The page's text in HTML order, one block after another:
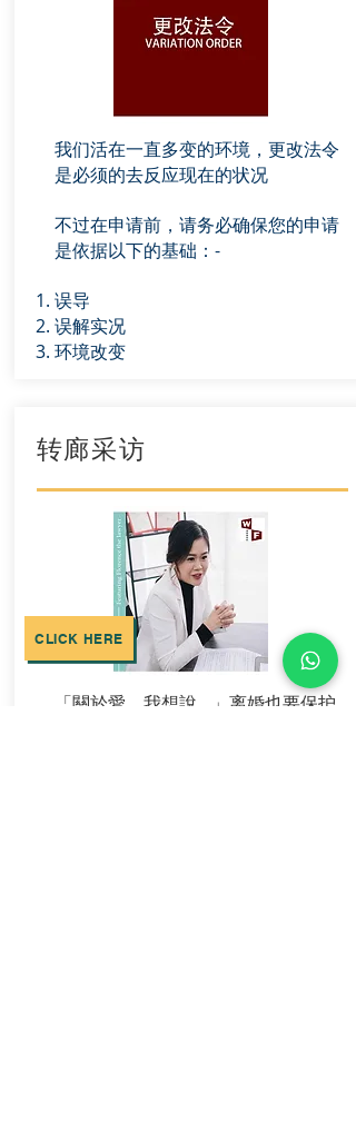
我们活在一直多变的环境，更改法令
是必须的去反应现在的状况
不过在申请前，请务必确保您的申请
是依据以下的基础：-
误导
误解实况
环境改变
转廊采访
「關於愛，我想說…」离婚也要保护
CLICK HERE